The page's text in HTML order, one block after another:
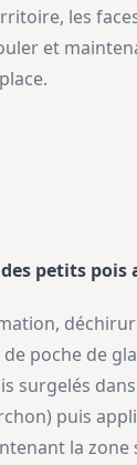
les
et
petits pois
poche de
surgelés
puis
la zone